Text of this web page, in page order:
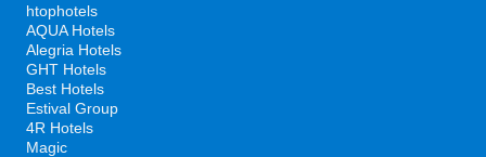
htophotels
AQUA Hotels
Alegria Hotels
GHT Hotels
Best Hotels
Estival Group
4R Hotels
Magic